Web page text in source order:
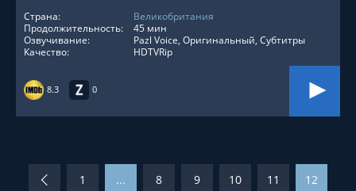
8.3 0
Страна:
Великобритания
Продолжительность:
45 мин
Озвучивание:
Pazl Voice, Оригинальный, Субтитры
Качество:
HDTVRip
1 ... 8 9 10 11 12